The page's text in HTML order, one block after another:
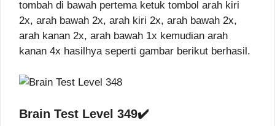
tombah di bawah pertema ketuk tombol arah kiri
2x, arah bawah 2x, arah kiri 2x, arah bawah 2x,
arah kanan 2x, arah bawah 1x kemudian arah
kanan 4x hasilhya seperti gambar berikut berhasil.
Brain Test Level 349✔️